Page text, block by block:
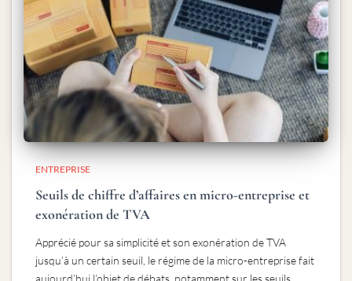
ENTREPRISE
Seuils de chiffre d’affaires en micro-entreprise et
exonération de TVA
Apprécié pour sa simplicité et son exonération de TVA
jusqu’à un certain seuil, le régime de la micro-entreprise fait